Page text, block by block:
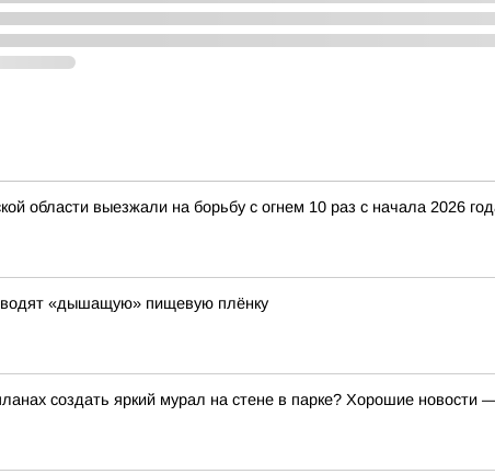
области выезжали на борьбу с огнем 10 раз с начала 2026
«дышащую» пищевую плёнку
создать яркий мурал на стене в парке? Хорошие новости